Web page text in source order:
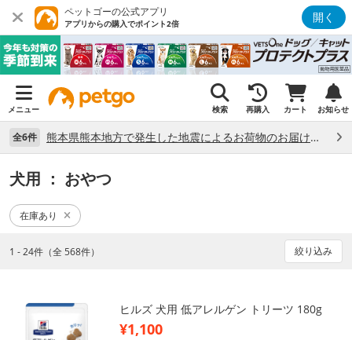
ペットゴーの公式アプリ
アプリからの購入でポイント2倍 開く
メニュー 検索 再購入 カート お知らせ
全6件 熊本県熊本地方で発生した地震によるお荷物のお届け状況について （7/28）
犬用 ： おやつ
在庫あり
1 - 24件（全 568件） 絞り込み
ヒルズ 犬用 低アレルゲン トリーツ 180g
¥1,100